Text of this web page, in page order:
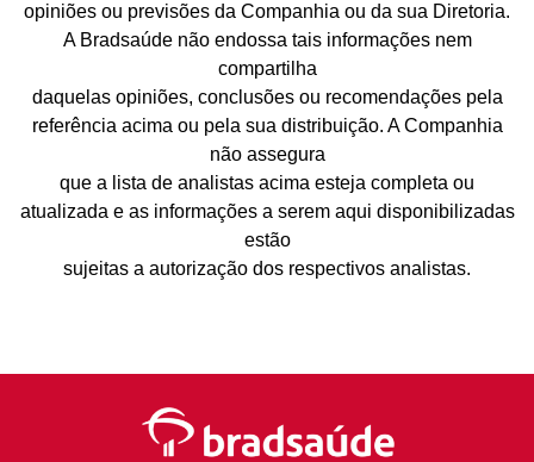
opiniões ou previsões da Companhia ou da sua Diretoria.
A Bradsaúde não endossa tais informações nem
compartilha
daquelas opiniões, conclusões ou recomendações pela
referência acima ou pela sua distribuição. A Companhia
não assegura
que a lista de analistas acima esteja completa ou
atualizada e as informações a serem aqui disponibilizadas
estão
sujeitas a autorização dos respectivos analistas.